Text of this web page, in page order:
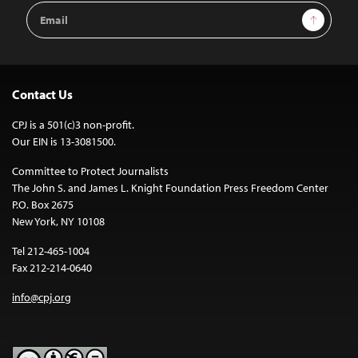
Email
Address
Sign Up
Contact Us
CPJ is a 501(c)3 non-profit.
Our EIN is 13-3081500.
Committee to Protect Journalists
The John S. and James L. Knight Foundation Press Freedom Center
P.O. Box 2675
New York, NY 10108
Tel 212-465-1004
Fax 212-214-0640
info@cpj.org